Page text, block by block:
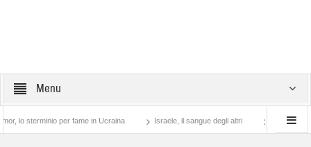
Menu
per fame in Ucraina Israele, il sangue degli altri Lotta di classe…